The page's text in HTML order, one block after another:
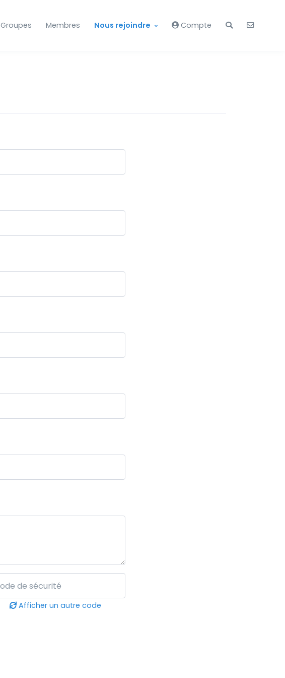
Groupes Membres Nous rejoindre Compte
Afficher un autre code